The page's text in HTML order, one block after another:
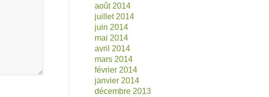
août 2014
juillet 2014
juin 2014
mai 2014
avril 2014
mars 2014
février 2014
janvier 2014
décembre 2013